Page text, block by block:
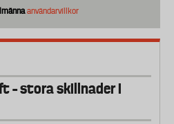
användarvillkor
– stora skillnader i